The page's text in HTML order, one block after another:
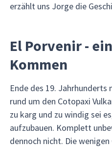
erzählt uns Jorge die
El Porvenir -
Kommen
Ende des 19. Jahrhunderts
rund um den Cotopaxi
zu karg und zu windig sei
aufzubauen. Komplett
dennoch nicht. Die